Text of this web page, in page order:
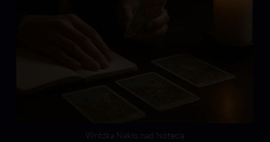
Wróżka Nakło nad Notecią